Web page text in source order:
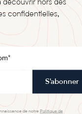
découvrir hors des
confidentielles,
S'abonner
de notre Politique de